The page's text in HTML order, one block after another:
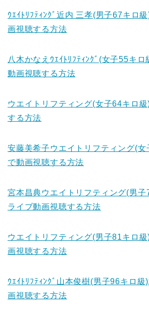
ｳｴｲﾄﾘﾌﾃｨﾝｸﾞ近内 三孝(男子67キロ
画視聴する方法
八木かなえｳｴｲﾄﾘﾌﾃｨﾝｸﾞ(女子55キ
動画視聴する方法
ウエイトリフティング(女子64キロ
する方法
安藤美希子ウエイトリフティング(
で動画視聴する方法
宮本昌典ウエイトリフティング(男
ライブ動画視聴する方法
ウエイトリフティング(男子81キロ
画視聴する方法
ｳｴｲﾄﾘﾌﾃｨﾝｸﾞ山本俊樹(男子96キロ級
画視聴する方法